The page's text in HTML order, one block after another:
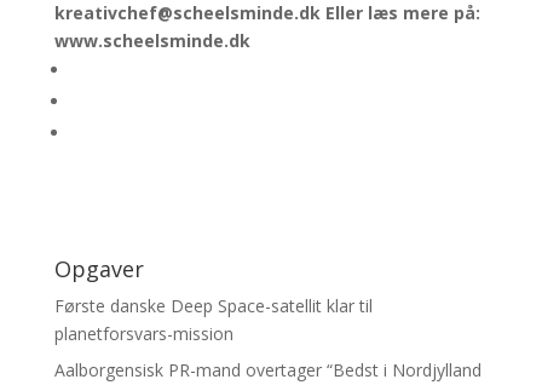
kreativchef@scheelsminde.dk Eller læs mere på:
www.scheelsminde.dk
Opgaver
Første danske Deep Space-satellit klar til
planetforsvars-mission
Aalborgensisk PR-mand overtager “Bedst i Nordjylland